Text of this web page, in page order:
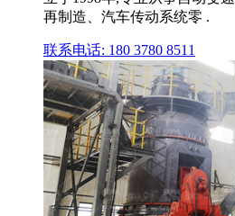
再制造、汽车传动系统零 .
联系电话: 180 3780 8511